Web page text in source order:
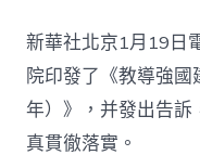
新華社北京1月19日
院印發了《教導強
年）》，并發出告
真貫徹落實。